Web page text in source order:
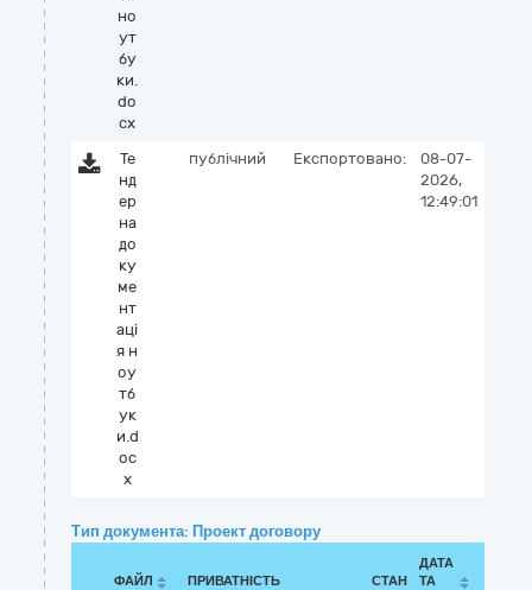
но
ут
бу
ки.
do
cx
Те
нд
ер
на
до
ку
ме
нт
аці
я н
оу
тб
ук
и.d
oc
x
публічний Експортовано:
08-07-
2026,
12:49:01
Тип документа: Проект договору
ФАЙЛ ПРИВАТНІСТЬ СТАН
ДАТА
ТА